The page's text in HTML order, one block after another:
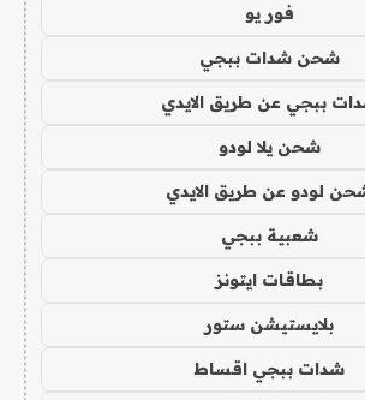
فور يو
شحن شدات ببجي
ببجي عن طريق الايدي
شحن يلا لودو
لودو عن طريق الايدي
شعبية ببجي
بطاقات ايتونز
بلايستيشن ستور
شدات ببجي اقساط